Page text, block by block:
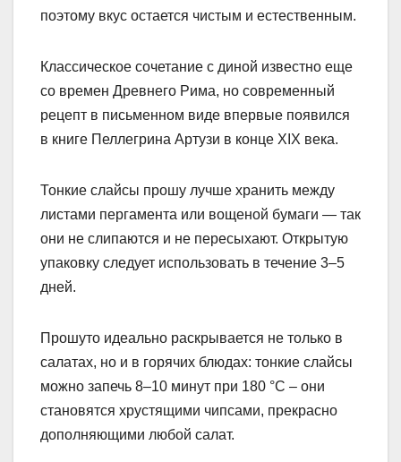
поэтому вкус остается чистым и естественным.
Классическое сочетание с диной известно еще
со времен Древнего Рима, но современный
рецепт в письменном виде впервые появился
в книге Пеллегрина Артузи в конце XIX века.
Тонкие слайсы прошу лучше хранить между
листами пергамента или вощеной бумаги — так
они не слипаются и не пересыхают. Открытую
упаковку следует использовать в течение 3–5
дней.
Прошуто идеально раскрывается не только в
салатах, но и в горячих блюдах: тонкие слайсы
можно запечь 8–10 минут при 180 °C – они
становятся хрустящими чипсами, прекрасно
дополняющими любой салат.